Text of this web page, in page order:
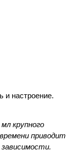
и настроение.
крупного
приводит
зависимости.